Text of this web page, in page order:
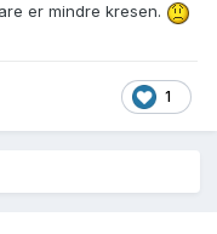
er mindre kresen.
1